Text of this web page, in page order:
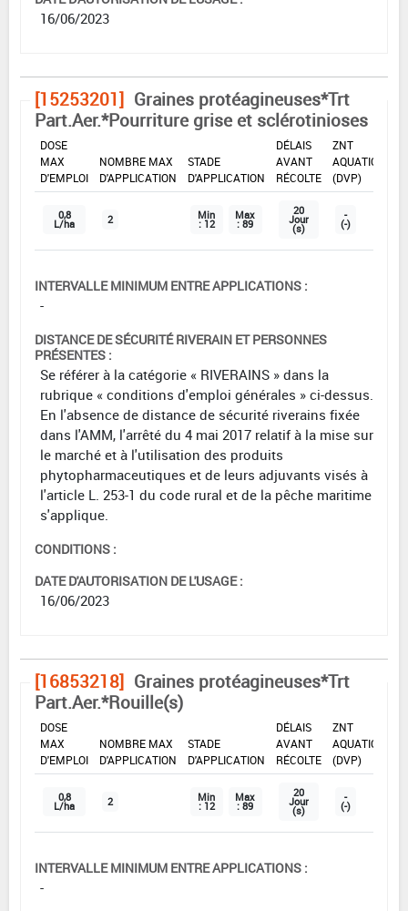
16/06/2023
[15253201] Graines protéagineuses*Trt
Part.Aer.*Pourriture grise et sclérotinioses
DOSE
MAX
D'EMPLOI
NOMBRE MAX
D'APPLICATION
STADE
D'APPLICATION
DÉLAIS
AVANT
RÉCOLTE
ZNT
AQUATIQUE
(DVP)
0,8
L/ha 2 Min
: 12
Max
: 89
20
Jour
(s)
-
(-)
INTERVALLE MINIMUM ENTRE APPLICATIONS :
-
DISTANCE DE SÉCURITÉ RIVERAIN ET PERSONNES
PRÉSENTES :
Se référer à la catégorie « RIVERAINS » dans la
rubrique « conditions d'emploi générales » ci-dessus.
En l'absence de distance de sécurité riverains fixée
dans l'AMM, l'arrêté du 4 mai 2017 relatif à la mise sur
le marché et à l'utilisation des produits
phytopharmaceutiques et de leurs adjuvants visés à
l'article L. 253-1 du code rural et de la pêche maritime
s'applique.
CONDITIONS :
DATE D'AUTORISATION DE L'USAGE :
16/06/2023
[16853218] Graines protéagineuses*Trt
Part.Aer.*Rouille(s)
DOSE
MAX
D'EMPLOI
NOMBRE MAX
D'APPLICATION
STADE
D'APPLICATION
DÉLAIS
AVANT
RÉCOLTE
ZNT
AQUATIQUE
(DVP)
0,8
L/ha 2 Min
: 12
Max
: 89
20
Jour
(s)
-
(-)
INTERVALLE MINIMUM ENTRE APPLICATIONS :
-